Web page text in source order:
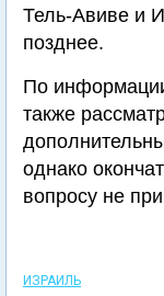
Тель-Авиве и
позднее.
По
также
однако
вопросу не
ИЗРАИЛЬ